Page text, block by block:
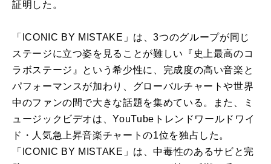
証明した。
「ICONIC BY MISTAKE」は、3つのグループが同じ
ステージに立つ姿を見ることが難しい『史上最高のコ
ラボステージ』という希少性に、完成度の高い音楽と
パフォーマンスが加わり、グローバルチャートや世界
中のファンの間で大きな話題を集めている。また、ミ
ュージックビデオは、YouTubeトレンドワールドワイ
ド・人気急上昇音楽チャートの1位を独占した。
「ICONIC BY MISTAKE」は、中毒性のあるサビと完